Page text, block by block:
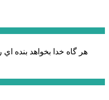
هر گاه خدا بخواهد بنده اي